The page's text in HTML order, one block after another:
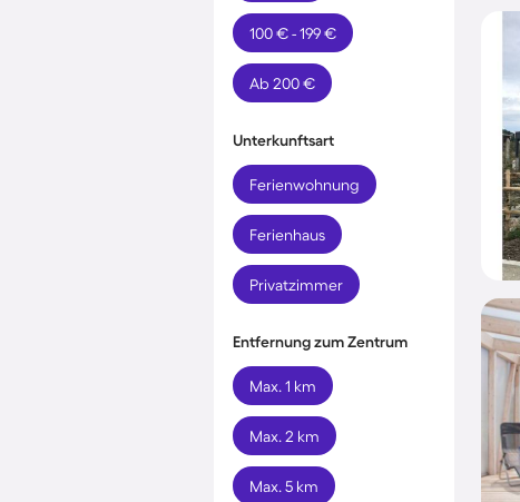
100 € - 199 €
Ab 200 €
Unterkunftsart
Ferienwohnung
Ferienhaus
Privatzimmer
Entfernung zum Zentrum
Max. 1 km
Max. 2 km
Max. 5 km